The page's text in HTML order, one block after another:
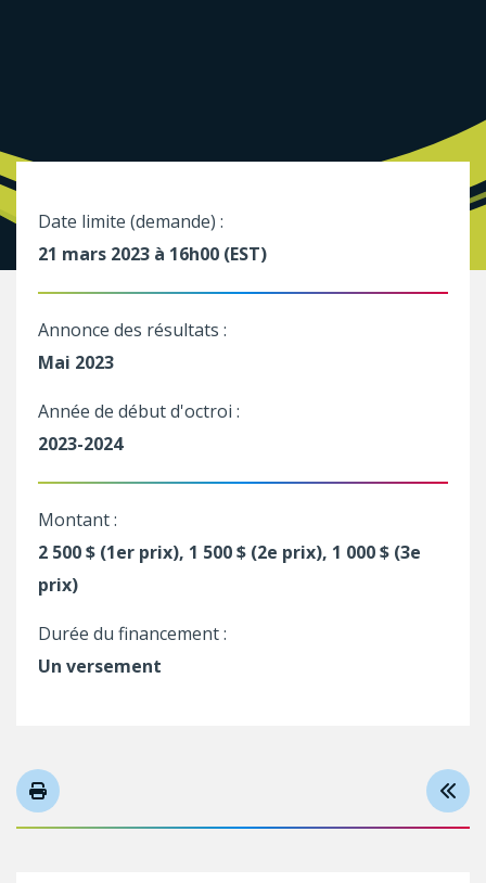
Date limite (demande) :
21 mars 2023 à 16h00 (EST)
Annonce des résultats :
Mai 2023
Année de début d'octroi :
2023-2024
Montant :
2 500 $ (1er prix), 1 500 $ (2e prix), 1 000 $ (3e
prix)
Durée du financement :
Un versement